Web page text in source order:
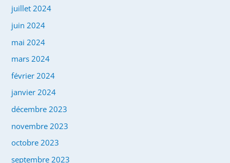
juillet 2024
juin 2024
mai 2024
mars 2024
février 2024
janvier 2024
décembre 2023
novembre 2023
octobre 2023
septembre 2023